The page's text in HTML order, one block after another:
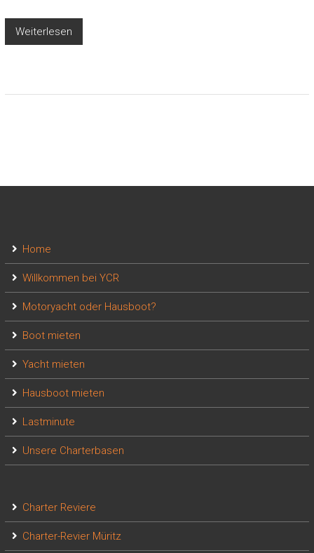
Weiterlesen
Home
Willkommen bei YCR
Motoryacht oder Hausboot?
Boot mieten
Yacht mieten
Hausboot mieten
Lastminute
Unsere Charterbasen
Charter Reviere
Charter-Revier Müritz